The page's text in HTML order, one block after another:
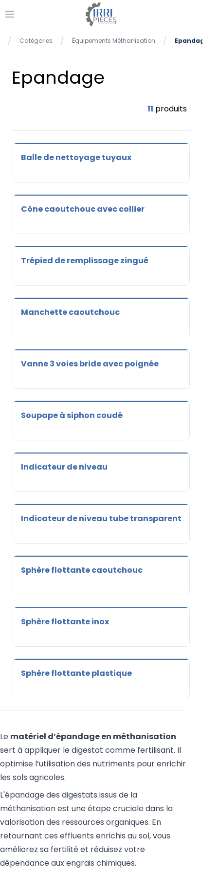
Ouvrir le menu
Accueil
/ Catégories / Équipements Méthanisation / Epandage
Epandage
11 produits
Balle de nettoyage tuyaux
Cône caoutchouc avec collier
Trépied de remplissage zingué
Manchette caoutchouc
Vanne 3 voies bride avec poignée
Soupape à siphon coudé
Indicateur de niveau
Indicateur de niveau tube transparent
Sphère flottante caoutchouc
Sphère flottante inox
Sphère flottante plastique
Le matériel d’épandage en méthanisation
sert à appliquer le digestat comme fertilisant. Il
optimise l’utilisation des nutriments pour enrichir
les sols agricoles.
L'épandage des digestats issus de la
méthanisation est une étape cruciale dans la
valorisation des ressources organiques. En
retournant ces effluents enrichis au sol, vous
améliorez sa fertilité et réduisez votre
dépendance aux engrais chimiques.